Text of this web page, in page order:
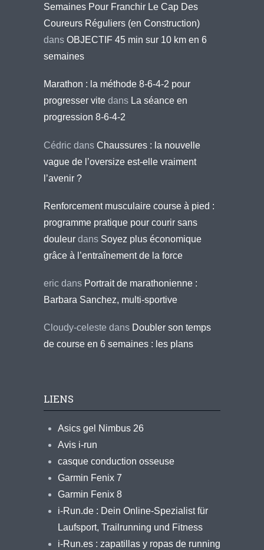
Semaines Pour Franchir Le Cap Des
Coureurs Réguliers (en Construction)
dans OBJECTIF 45 min sur 10 km en 6
semaines
Marathon : la méthode 8-6-4-2 pour
progresser vite dans La séance en
progression 8-6-4-2
Cédric dans Chaussures : la nouvelle
vague de l’oversize est-elle vraiment
l’avenir ?
Renforcement musculaire course à pied :
programme pratique pour courir sans
douleur dans Soyez plus économique
grâce à l’entraînement de la force
eric dans Portrait de marathonienne :
Barbara Sanchez, multi-sportive
Cloudy-celeste dans Doubler son temps
de course en 6 semaines : les plans
LIENS
Asics gel Nimbus 26
Avis i-run
casque conduction osseuse
Garmin Fenix 7
Garmin Fenix 8
i-Run.de : Dein Online-Spezialist für
Laufsport, Trailrunning und Fitness
i-Run.es : zapatillas y ropas de running